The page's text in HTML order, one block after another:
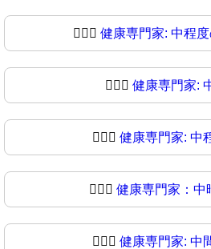
🧑🏼‍⚕ 健康専門家: 中程
🧑🏽‍⚕️ 健康専門家:
🧑🏽‍⚕ 健康専門家: 中
🧑🏾‍⚕️ 健康専門家：中
🧑🏾‍⚕ 健康専門家: 中